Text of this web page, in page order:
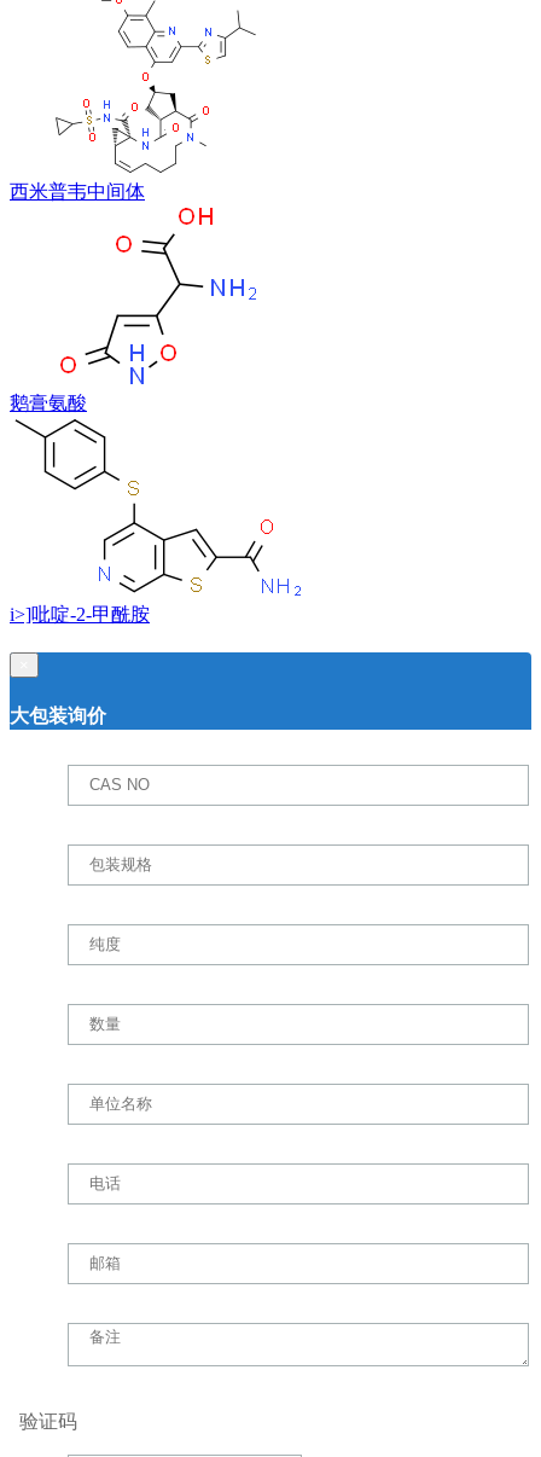
西米普韦中间体
鹅膏氨酸
i>]吡啶-2-甲酰胺
大包装询价
验证码